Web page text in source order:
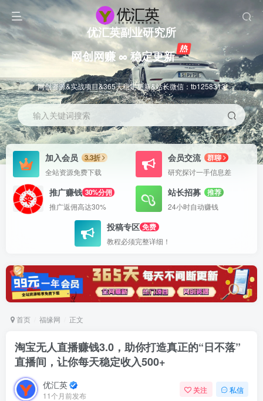
优汇英副业研究所
网创网赚 ∞ 稳定更新
网创资源&实战项目&365天稳定更新&站长微信：tb1258313
输入关键词搜索
加入会员
3.3折
全站资源免费下载
会员交流
群聊
研究探讨一手信息差
推广赚钱 30%分佣
推广返佣高达30%
站长招募
推荐
24小时自动赚钱
投稿专区 免费
教程必须完整详细！
首页 福缘网 正文
淘宝无人直播赚钱3.0，助你打造真正的“日不落”
直播间，让你每天稳定收入500+
优汇英
11个月前发布
关注 私信